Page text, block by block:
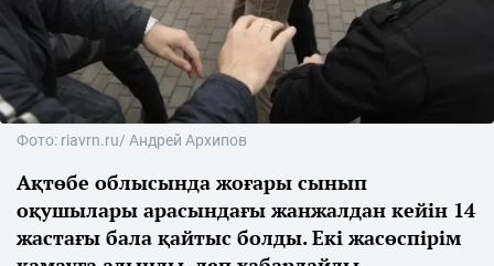
Фото: riavrn.ru/ Андрей Архипов
Ақтөбе облысында жоғары сынып
оқушылары арасындағы жанжалдан кейін 14
жастағы бала қайтыс болды. Екі жасөспірім